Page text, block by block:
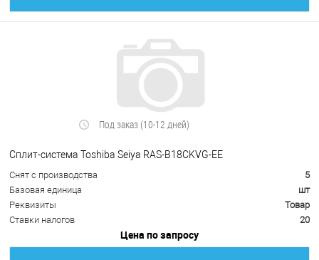
Под заказ (10-12 дней)
Сплит-система Toshiba Seiya RAS-B18CKVG-EE
Снят с производства
5
Базовая единица
шт
Реквизиты
Товар
Ставки налогов
20
Цена по запросу